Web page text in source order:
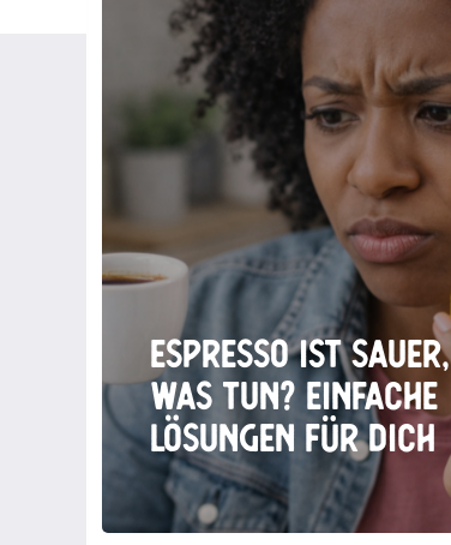
Espresso ist sauer,
was tun? Einfache
Lösungen für dich